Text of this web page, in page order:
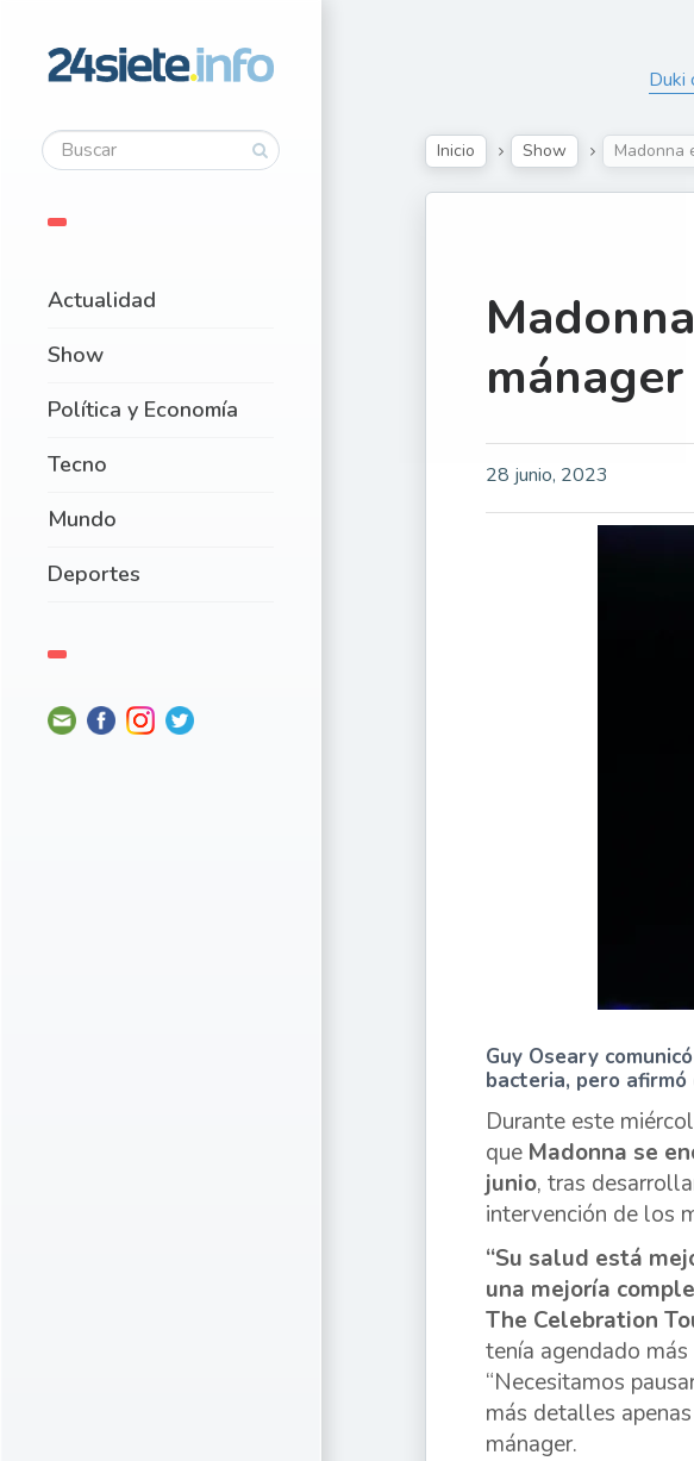
Actualidad
Show
Política y Economía
Tecno
Mundo
Deportes
Duki
Inicio Show Madonna
mánager
28 junio, 2023
Guy Oseary
bacteria, pero afirmó
Durante este
que Madonna se
junio, tras
intervención de los
“Su salud está
una mejoría
The Celebration
tenía agendado
“Necesitamos
más detalles
mánager.